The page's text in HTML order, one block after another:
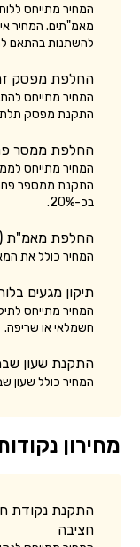
מאמ"תים. המחיר
להשתנות בהתאם
החלפת מפסק
המחיר מתייחס
התקנת מפסק תלת
החלפת ממסר
המחיר מתייחס
התקנת ממספר
בכ-20%.
החלפת מאמ"ת
המחיר כולל את
תיקון מגעים
המחיר מתייחס
חשמלאי או שריפה.
התקנת שעון
המחיר כולל שעון
מחירון
התקנת נקודת
חציבה